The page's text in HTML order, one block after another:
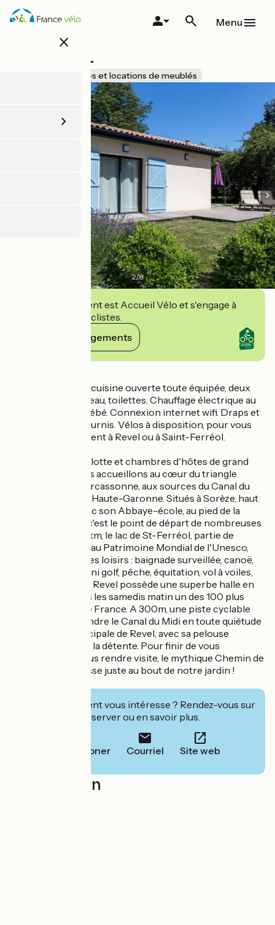
Aller
au
close
Menu
TY PASTEL
Gîtes et locations de meublés
2/8
Cet établissement est Accueil Vélo et s'engage à
accueillir des cyclistes.
Voir ses engagements
Pièce à vivre avec cuisine ouverte toute équipée, deux
chambres, salle d'eau, toilettes. Chauffage électrique au
sol. Équipement bébé. Connexion internet wifi. Draps et
linge de toilette fournis. Vélos à disposition, pour vous
rendre agréablement à Revel ou à Saint-Ferréol.
Ty Pastel, gîte, roulotte et chambres d'hôtes de grand
confort, nous vous accueillons au cœur du triangle
Toulouse-Albi-Carcassonne, aux sources du Canal du
Midi entre Tarn et Haute-Garonne. Situés à Sorèze, haut
lieu historique avec son Abbaye-école, au pied de la
Montagne Noire, c'est le point de départ de nombreuses
randonnées. A 1,5km, le lac de St-Ferréol, partie de
l'ensemble classé au Patrimoine Mondial de l'Unesco,
permet de varier les loisirs : baignade surveillée, canoë,
planche à voile, mini golf, pêche, équitation, vol à voiles,
etc… La bastide de Revel possède une superbe halle en
bois et reçoit tous les samedis matin un des 100 plus
beaux marchés de France. A 300m, une piste cyclable
vous invite à rejoindre le Canal du Midi en toute quiétude
et la piscine municipale de Revel, avec sa pelouse
ombragée incite à la détente. Pour finir de vous
convaincre de nous rendre visite, le mythique Chemin de
Saint-Jacques, passe juste au bout de notre jardin !
Cet établissement vous intéresse ? Rendez-vous sur
leur site pour réserver ou en savoir plus.
Téléphoner Courriel Site web
Localisation